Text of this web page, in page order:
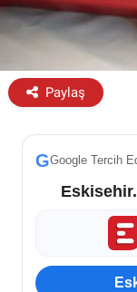
Paylaş
GGoogle Tercih
Eskişehir